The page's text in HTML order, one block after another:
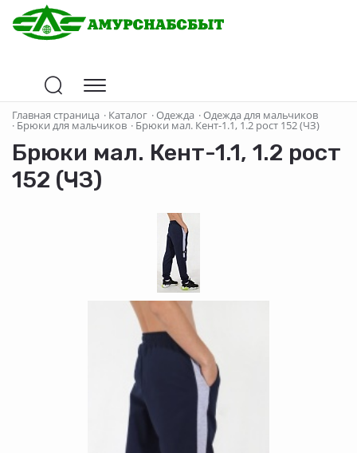
Главная страница · Каталог ·Одежда ·Одежда для мальчиков
· Брюки для мальчиков · Брюки мал. Кент-1.1, 1.2 рост 152 (ЧЗ)
Брюки мал. Кент-1.1, 1.2 рост
152 (ЧЗ)